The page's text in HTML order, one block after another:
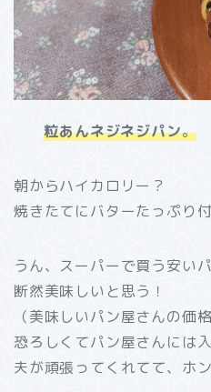
粒あんネジネジパン。
朝からハイカロリー？
焼きたてにバターたっぷり
うん、スーパーで買う安い
断然美味しいと思う！
（美味しいパン屋さんの価
恐ろしくてパン屋さんには
夫が頑張ってくれてて、ホ